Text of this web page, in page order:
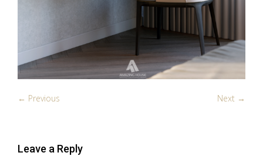
← Previous Next →
Leave a Reply